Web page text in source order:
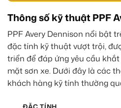
Thông số kỹ thuật PPF
PPF Avery Dennison nổi bật
đặc tính kỹ thuật vượt trội,
triển để đáp ứng yêu cầu
mặt sơn xe. Dưới đây là các
khách hàng kỹ tính thường